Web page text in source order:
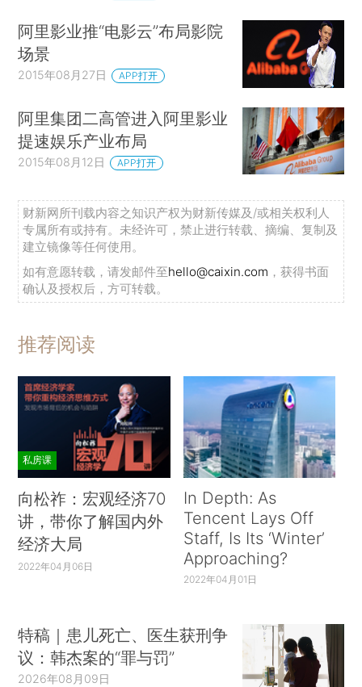
阿里影业推“电影云”布局影院
场景
2015年08月27日 APP打开
阿里集团二高管进入阿里影业
提速娱乐产业布局
2015年08月12日 APP打开
财新网所刊载内容之知识产权为财新传媒及/或相关权利人
专属所有或持有。未经许可，禁止进行转载、摘编、复制及
建立镜像等任何使用。
如有意愿转载，请发邮件至hello@caixin.com ，获得书面
确认及授权后，方可转载。
推荐阅读
私房课
向松祚：宏观经济70
讲，带你了解国内外
经济大局
2022年04月06日
In Depth: As
Tencent Lays Off
Staff, Is Its ‘Winter’
Approaching?
2022年04月01日
特稿｜患儿死亡、医生获刑争
议：韩杰案的“罪与罚”
2026年08月09日